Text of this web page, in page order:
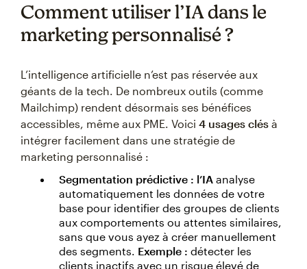
Comment utiliser l’IA dans le
marketing personnalisé ?
L’intelligence artificielle n’est pas réservée aux
géants de la tech. De nombreux outils (comme
Mailchimp) rendent désormais ses bénéfices
accessibles, même aux PME. Voici 4 usages clés à
intégrer facilement dans une stratégie de
marketing personnalisé :
Segmentation prédictive : l’IA analyse
automatiquement les données de votre
base pour identifier des groupes de clients
aux comportements ou attentes similaires,
sans que vous ayez à créer manuellement
des segments. Exemple : détecter les
clients inactifs avec un risque élevé de